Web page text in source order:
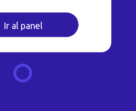
Ir al panel